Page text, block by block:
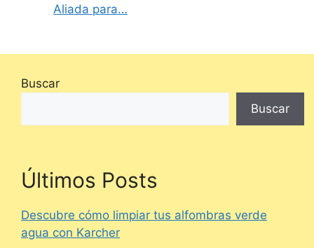
Aliada para…
Buscar
Buscar
Últimos Posts
Descubre cómo limpiar tus alfombras verde
agua con Karcher